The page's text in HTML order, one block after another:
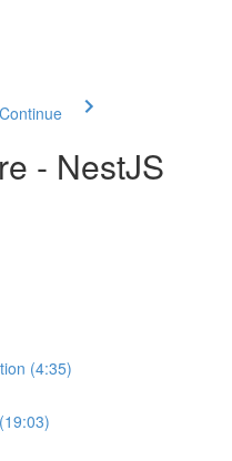
- NestJS
(4:35)